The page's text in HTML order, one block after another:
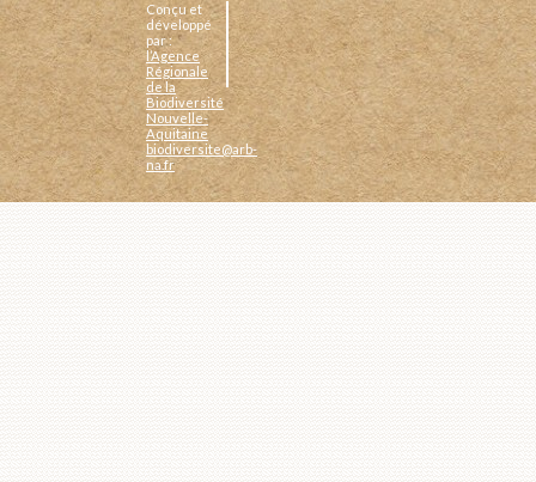
Conçu et
développé
par :
l’Agence
Régionale
de la
Biodiversité
Nouvelle-
Aquitaine
biodiversite@arb-
na.fr